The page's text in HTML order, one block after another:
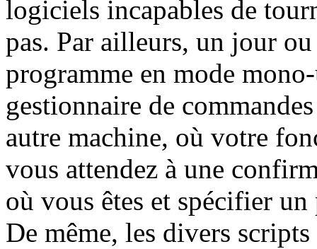
logiciels incapables de
pas. Par ailleurs, un jour
programme en mode
gestionnaire de
autre machine, où votre
vous attendez à une
où vous êtes et spécifier
De même, les divers